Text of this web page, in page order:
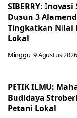
SIBERRY:
Dusun 3
Tingkatkan Nilai
Lokal
Minggu, 9 Agustus
PETIK ILMU:
Budidaya
Petani Lokal